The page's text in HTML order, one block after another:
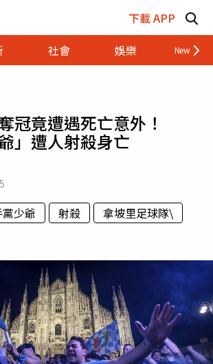
下載 APP
社會 娛樂 財經
冠竟遭遇死亡意外！
」遭人射殺身亡
少爺 射殺
拿坡里足球隊\